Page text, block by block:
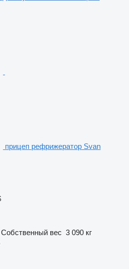
прицеп рефрижератор Svan
Собственный вес 3 090 кг